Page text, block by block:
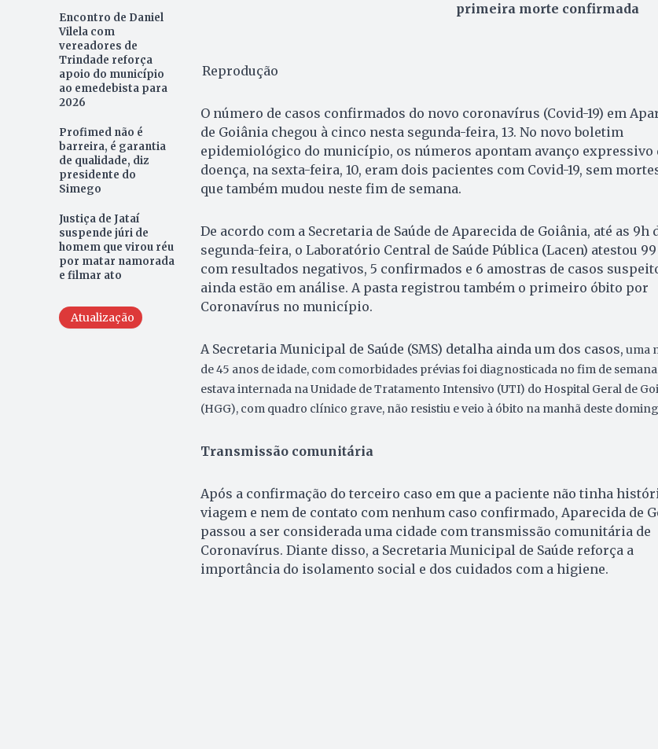
Encontro de Daniel
Vilela com
vereadores de
Trindade reforça
apoio do município
ao emedebista para
2026
Profimed não é
barreira, é garantia
de qualidade, diz
presidente do
Simego
Justiça de Jataí
suspende júri de
homem que virou réu
por matar namorada
e filmar ato
Atualização
primeira morte confirmada
Reprodução
O número de casos confirmados do novo coronavírus (Covid-19) em
de Goiânia chegou à cinco nesta segunda-feira, 13. No novo boletim
epidemiológico do município, os números apontam avanço expressivo
doença, na sexta-feira, 10, eram dois pacientes com Covid-19, sem
que também mudou neste fim de semana.
De acordo com a Secretaria de Saúde de Aparecida de Goiânia, até as 9h
segunda-feira, o Laboratório Central de Saúde Pública (Lacen) atestou
com resultados negativos, 5 confirmados e 6 amostras de casos
ainda estão em análise. A pasta registrou também o primeiro óbito por
Coronavírus no município.
A Secretaria Municipal de Saúde (SMS) detalha ainda um dos casos, uma
de 45 anos de idade, com comorbidades prévias foi diagnosticada no fim de
estava internada na Unidade de Tratamento Intensivo (UTI) do Hospital Geral de
(HGG), com quadro clínico grave, não resistiu e veio à óbito na manhã deste
Transmissão comunitária
Após a confirmação do terceiro caso em que a paciente não tinha
viagem e nem de contato com nenhum caso confirmado, Aparecida de
passou a ser considerada uma cidade com transmissão comunitária de
Coronavírus. Diante disso, a Secretaria Municipal de Saúde reforça a
importância do isolamento social e dos cuidados com a higiene.